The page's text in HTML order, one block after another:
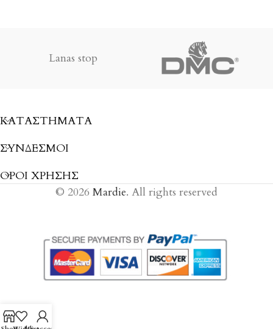
Lanas stop
ΚΑΤΑΣΤΉΜΑΤΑ
ΣΎΝΔΕΣΜΟΙ
ΟΡΟΙ ΧΡΗΣΗΣ
© 2026 Mardie. All rights reserved